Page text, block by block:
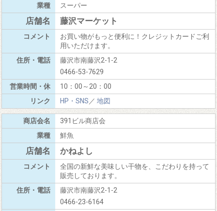
スーパー
藤沢マーケット
お買い物がもっと便利に！クレジットカードご利
用いただけます。
藤沢市南藤沢2-1-2
0466-53-7629
10：00～20：00
HP・SNS／ 地図
391ビル商店会
鮮魚
かねよし
全国の新鮮な美味しい干物を、こだわりを持って
販売しております。
藤沢市南藤沢2-1-2
0466-23-6164